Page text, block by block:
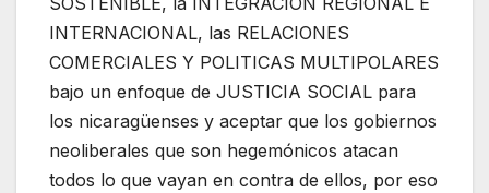
INTERNACIONAL, las RELACIONES
COMERCIALES Y POLITICAS MULTIPOLARES
bajo un enfoque de JUSTICIA SOCIAL para
los nicaragüenses y aceptar que los gobiernos
neoliberales que son hegemónicos atacan
todos lo que vayan en contra de ellos, por eso